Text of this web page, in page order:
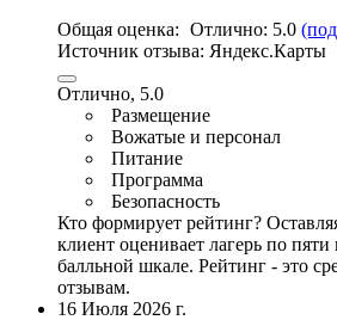
Общая оценка: Отлично: 5.0
Источник отзыва: Яндекс.Карты
Отлично, 5.0
Размещение
Вожатые и персонал
Питание
Программа
Безопасность
Кто формирует рейтинг?
клиент оценивает лагерь по
балльной шкале. Рейтинг - это
отзывам.
16 Июля 2026 г.